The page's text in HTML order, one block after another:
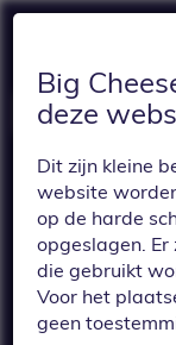
TERUG
Big
deze
Dit zijn kleine
website
op de harde
opgeslagen. Er
die gebruikt
Voor het
geen